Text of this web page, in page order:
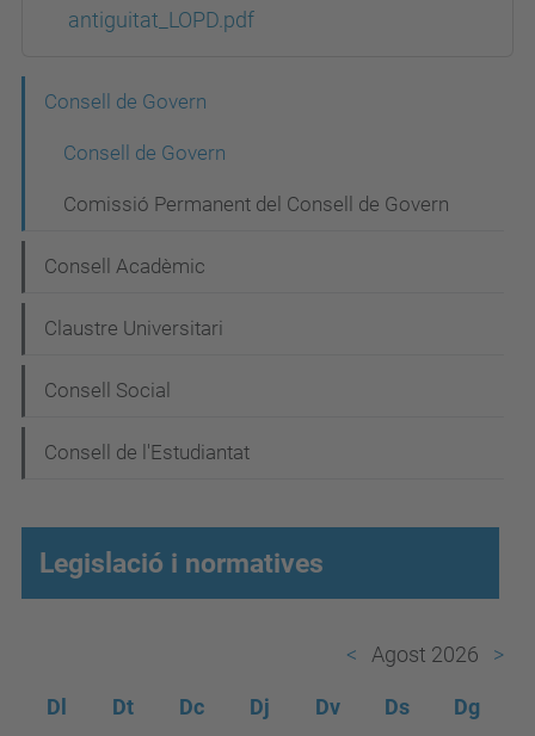
antiguitat_LOPD.pdf
e
a
c
ó
Consell de Govern
Consell de Govern
Comissió Permanent del Consell de Govern
Consell Acadèmic
Claustre Universitari
Consell Social
Consell de l'Estudiantat
Legislació i normatives
Agost 2026
Dl Dt Dc Dj Dv Ds Dg